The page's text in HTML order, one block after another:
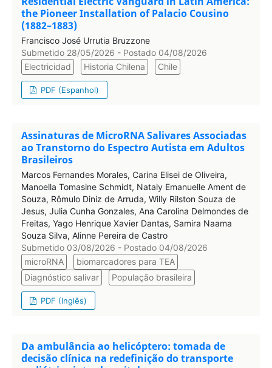
the Pioneer Installation of Palacio Cousino
(1882–1883)
Francisco José Urrutia Bruzzone
Submetido 28/05/2026 - Postado 04/08/2026
Electricidad
Historia Chilena Chile
PDF (Espanhol)
Assinaturas de MicroRNA Salivares Associadas
ao Transtorno do Espectro Autista em Adultos
Brasileiros
Marcos Fernandes Morales, Carina Elisei de Oliveira,
Manoella Tomasine Schmidt, Nataly Emanuelle Ament de
Souza, Rômulo Diniz de Arruda, Willy Rilston Souza de
Jesus, Julia Cunha Gonzales, Ana Carolina Delmondes de
Freitas, Yago Henrique Xavier Dantas, Samira Naama
Souza Silva, Alinne Pereira de Castro
Submetido 03/08/2026 - Postado 04/08/2026
microRNA
biomarcadores para TEA
Diagnóstico salivar
População brasileira
PDF (Inglês)
Da ambulância ao helicóptero: tomada de
decisão clínica na redefinição do transporte